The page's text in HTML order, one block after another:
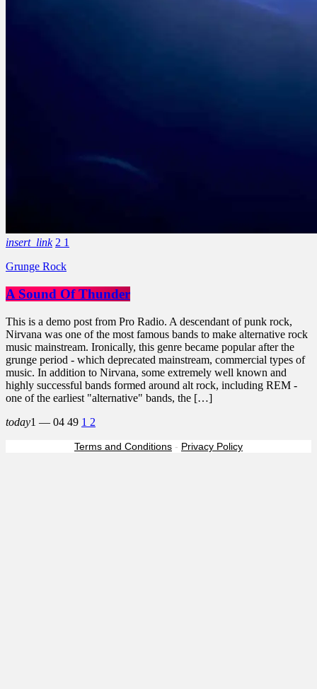
insert_link 2 1
Grunge Rock
A Sound Of Thunder
This is a demo post from Pro Radio. A descendant of punk rock,
Nirvana was one of the most famous bands to make alternative rock
music mainstream. Ironically, this genre became popular after the
grunge period - which deprecated mainstream, commercial types of
music. In addition to Nirvana, some extremely well known and
highly successful bands formed around alt rock, including REM -
one of the earliest "alternative" bands, the […]
today1 — 04 49 1 2
Terms and Conditions - Privacy Policy